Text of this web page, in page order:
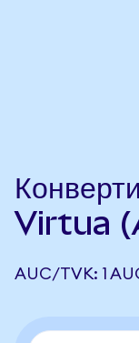
Virtua
AUC/TVK: 1